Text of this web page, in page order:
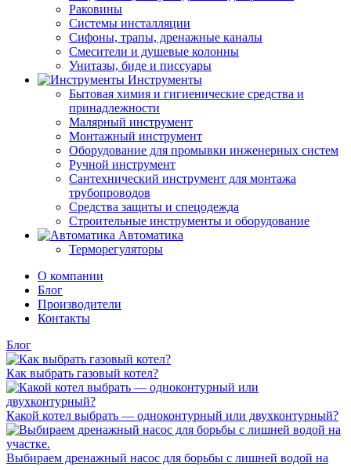
Раковины
Системы инсталляции
Сифоны, трапы, дренажные каналы
Смесители и душевые колонны
Унитазы, биде и писсуары
Инструменты
Бытовая химия и гигиенические средства и
принадлежности
Малярный инструмент
Монтажный инструмент
Оборудование для промывки инженерных систем
Ручной инструмент
Сантехнический инструмент для монтажа
трубопроводов
Средства защиты и спецодежда
Строительные инструменты и оборудование
Автоматика
Терморегуляторы
О компании
Блог
Производители
Контакты
Блог
Как выбрать газовый котел?
Какой котел выбрать — одноконтурный или двухконтурный?
Выбираем дренажный насос для борьбы с лишней водой на